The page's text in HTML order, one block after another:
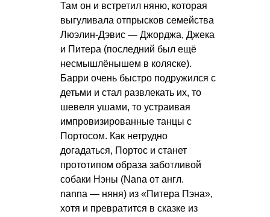
Там он и встретил няню, которая
выгуливала отпрысков семейства
Люэлин-Дэвис — Джорджа, Джека
и Питера (последний был ещё
несмышлёнышем в коляске).
Барри очень быстро подружился с
детьми и стал развлекать их, то
шевеля ушами, то устраивая
импровизированные танцы с
Портосом. Как нетрудно
догадаться, Портос и станет
прототипом образа заботливой
собаки Нэны (Nana от англ.
nanna — няня) из «Питера Пэна»,
хотя и превратится в сказке из